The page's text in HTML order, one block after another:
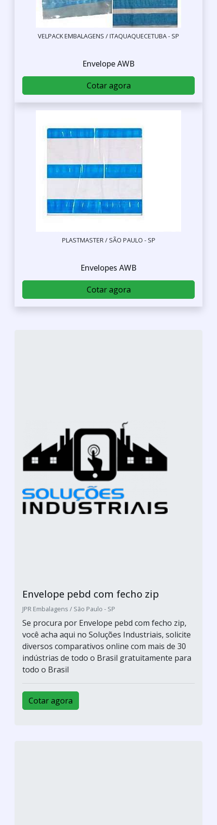
VELPACK EMBALAGENS / ITAQUAQUECETUBA - SP
Envelope AWB
Cotar agora
PLASTMASTER / SÃO PAULO - SP
Envelopes AWB
Cotar agora
Envelope pebd com fecho zip
JPR Embalagens / São Paulo - SP
Se procura por Envelope pebd com fecho zip,
você acha aqui no Soluções Industriais, solicite
diversos comparativos online com mais de 30
indústrias de todo o Brasil gratuitamente para
todo o Brasil
Cotar agora